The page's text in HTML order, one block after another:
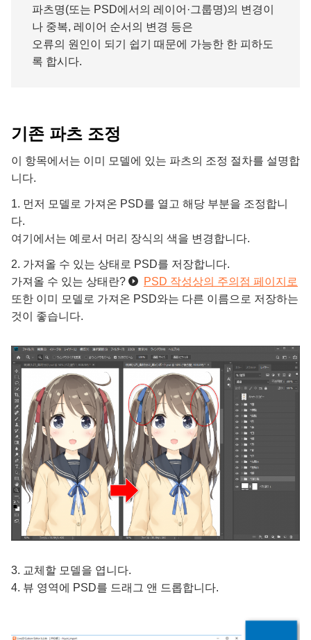
파츠명(또는 PSD에서의 레이어·그룹명)의 변경이
나 중복, 레이어 순서의 변경 등은
오류의 원인이 되기 쉽기 때문에 가능한 한 피하도
록 합시다.
기존 파츠 조정
이 항목에서는 이미 모델에 있는 파츠의 조정 절차를 설명합
니다.
1. 먼저 모델로 가져온 PSD를 열고 해당 부분을 조정합니
다.
여기에서는 예로서 머리 장식의 색을 변경합니다.
2. 가져올 수 있는 상태로 PSD를 저장합니다.
가져올 수 있는 상태란?
PSD 작성상의 주의점 페이지로
또한 이미 모델로 가져온 PSD와는 다른 이름으로 저장하는
것이 좋습니다.
3. 교체할 모델을 엽니다.
4. 뷰 영역에 PSD를 드래그 앤 드롭합니다.